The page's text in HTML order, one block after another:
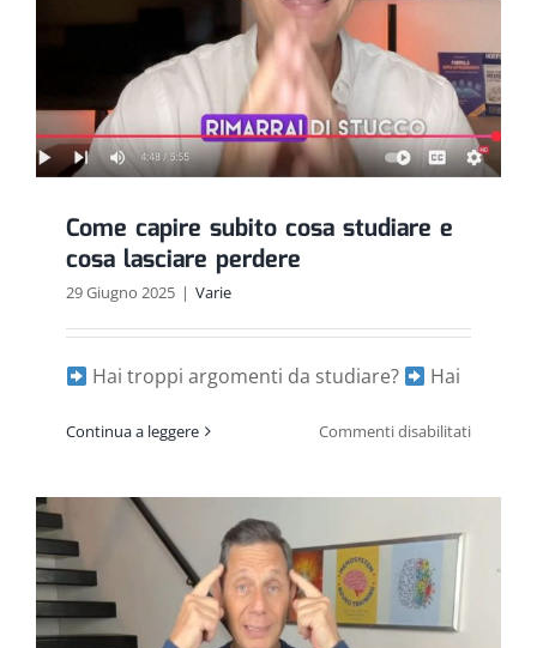
Come capire subito cosa studiare e
cosa lasciare perdere
29 Giugno 2025 | Varie
Hai troppi argomenti da studiare? Hai
Continua a leggere Commenti disabilitatisu
subito